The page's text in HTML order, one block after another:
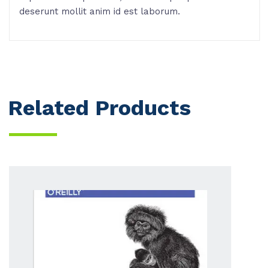
deserunt mollit anim id est laborum.
Related Products